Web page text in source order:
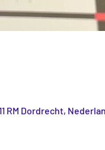
RM Dordrecht,